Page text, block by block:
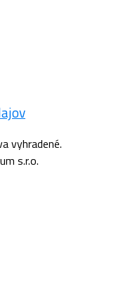
vyhradené.
s.r.o.